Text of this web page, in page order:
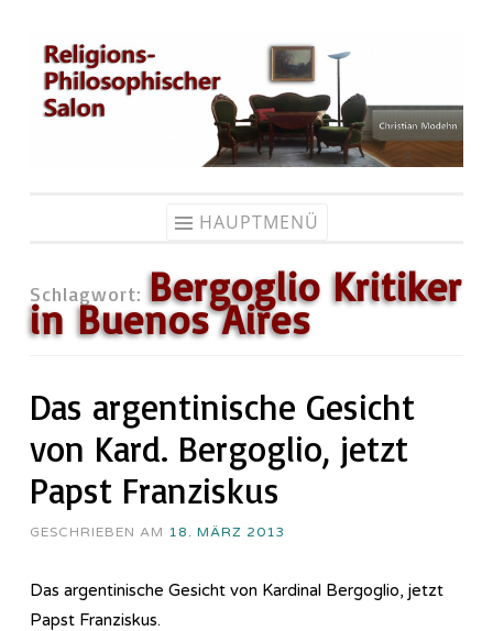
Zum
Inhalt
springen
HAUPTMENÜ
Schlagwort: Bergoglio Kritiker
in Buenos Aires
Das argentinische Gesicht
von Kard. Bergoglio, jetzt
Papst Franziskus
GESCHRIEBEN AM 18. MÄRZ 2013
Das argentinische Gesicht von Kardinal Bergoglio, jetzt
Papst Franziskus.